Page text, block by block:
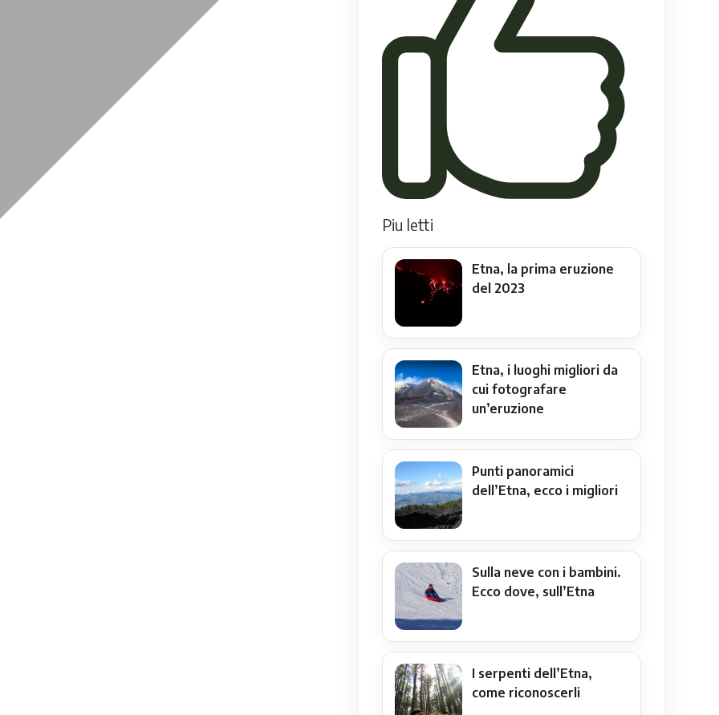
Piu letti
Etna, la prima eruzione
del 2023
Etna, i luoghi migliori da
cui fotografare
un’eruzione
Punti panoramici
dell’Etna, ecco i migliori
Sulla neve con i bambini.
Ecco dove, sull’Etna
I serpenti dell’Etna,
come riconoscerli